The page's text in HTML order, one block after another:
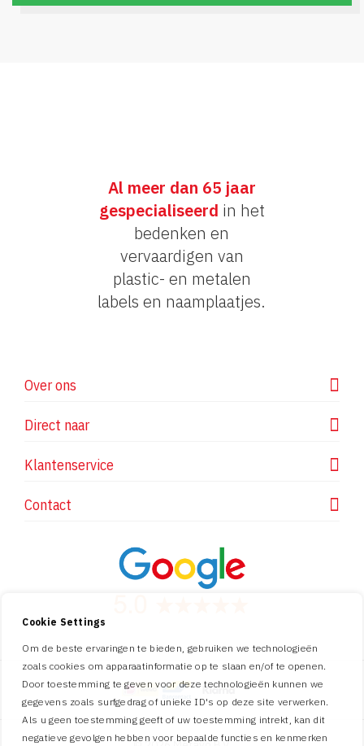
Al meer dan 65 jaar
gespecialiseerd in het
bedenken en
vervaardigen van
plastic- en metalen
labels en naamplaatjes.
Over ons
Direct naar
Klantenservice
Contact
Cookie Settings
Om de beste ervaringen te bieden, gebruiken we technologieën
zoals cookies om apparaatinformatie op te slaan en/of te openen.
Door toestemming te geven voor deze technologieën kunnen we
gegevens zoals surfgedrag of unieke ID's op deze site verwerken.
Als u geen toestemming geeft of uw toestemming intrekt, kan dit
negatieve gevolgen hebben voor bepaalde functies en kenmerken